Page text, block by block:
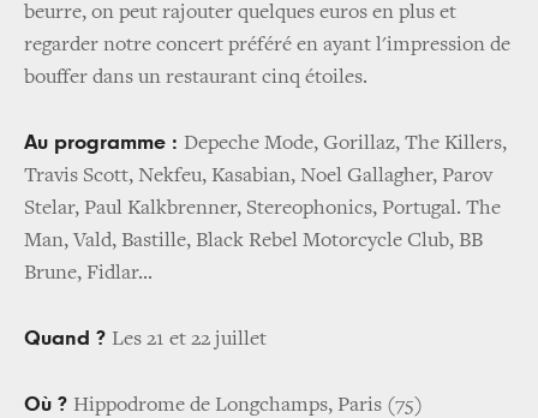
beurre, on peut rajouter quelques euros en plus et
regarder notre concert préféré en ayant l'impression de
bouffer dans un restaurant cinq étoiles.
Au programme : Depeche Mode, Gorillaz, The Killers,
Travis Scott, Nekfeu, Kasabian, Noel Gallagher, Parov
Stelar, Paul Kalkbrenner, Stereophonics, Portugal. The
Man, Vald, Bastille, Black Rebel Motorcycle Club, BB
Brune, Fidlar...
Quand ? Les 21 et 22 juillet
Où ? Hippodrome de Longchamps, Paris (75)